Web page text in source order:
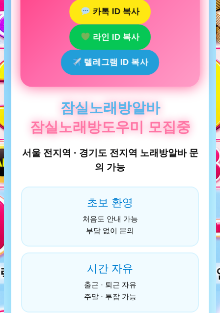
카톡 ID 복사
라인 ID 복사
텔레그램 ID 복사
잠실노래방알바
잠실노래방도우미 모집중
서울 전지역 · 경기도 전지역 노래방알바 문
의 가능
초보 환영
처음도 안내 가능
부담 없이 문의
시간 자유
출근 · 퇴근 자유
주말 · 투잡 가능